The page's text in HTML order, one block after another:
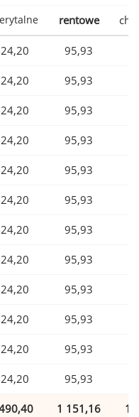
rentowe
95,93
95,93
95,93
95,93
95,93
95,93
95,93
95,93
95,93
95,93
95,93
95,93
1 151,16 1